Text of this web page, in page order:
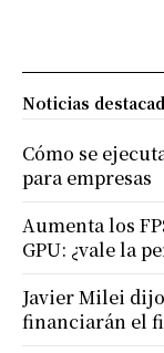
Noticias
Cómo se
para empresas
Aumenta los
GPU: ¿vale la
Javier Milei
financiarán el